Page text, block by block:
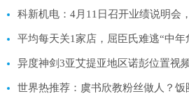
科新机电：4月11日召开业绩说明会
平均每天关1家店，屈臣氏难逃“中年
异度神剑3亚艾提亚地区诺彭位置视
世界热推荐：虞书欣教粉丝做人？